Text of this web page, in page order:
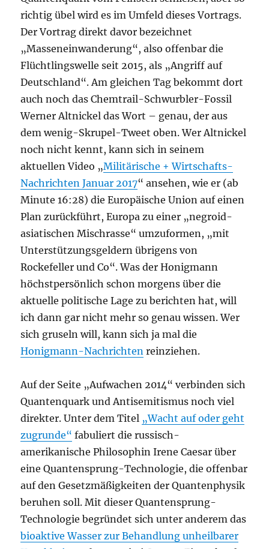
richtig übel wird es im Umfeld dieses Vortrags.
Der Vortrag direkt davor bezeichnet
„Masseneinwanderung“, also offenbar die
Flüchtlingswelle seit 2015, als „Angriff auf
Deutschland“. Am gleichen Tag bekommt dort
auch noch das Chemtrail-Schwurbler-Fossil
Werner Altnickel das Wort – genau, der aus
dem wenig-Skrupel-Tweet oben. Wer Altnickel
noch nicht kennt, kann sich in seinem
aktuellen Video „Militärische + Wirtschafts-
Nachrichten Januar 2017“ ansehen, wie er (ab
Minute 16:28) die Europäische Union auf einen
Plan zurückführt, Europa zu einer „negroid-
asiatischen Mischrasse“ umzuformen, „mit
Unterstützungsgeldern übrigens von
Rockefeller und Co“. Was der Honigmann
höchstpersönlich schon morgens über die
aktuelle politische Lage zu berichten hat, will
ich dann gar nicht mehr so genau wissen. Wer
sich gruseln will, kann sich ja mal die
Honigmann-Nachrichten reinziehen.
Auf der Seite „Aufwachen 2014“ verbinden sich
Quantenquark und Antisemitismus noch viel
direkter. Unter dem Titel „Wacht auf oder geht
zugrunde“ fabuliert die russisch-
amerikanische Philosophin Irene Caesar über
eine Quantensprung-Technologie, die offenbar
auf den Gesetzmäßigkeiten der Quantenphysik
beruhen soll. Mit dieser Quantensprung-
Technologie begründet sich unter anderem das
bioaktive Wasser zur Behandlung unheilbarer